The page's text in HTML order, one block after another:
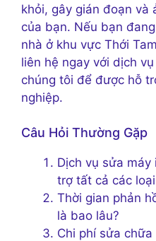
khỏi, gây gián đoạn và
của bạn. Nếu bạn
nhà ở khu vực Thới
liên hệ ngay với dịch
chúng tôi để được hỗ
nghiệp.
Câu Hỏi Thường Gặp
Dịch vụ sửa
trợ tất cả các
Thời gian phản
là bao lâu?
Chi phí sửa